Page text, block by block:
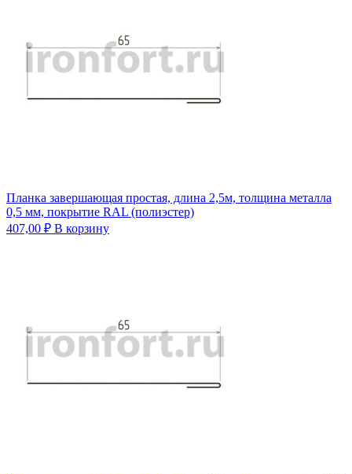
Планка завершающая простая, длина 2,5м, толщина металла
0,5 мм, покрытие RAL (полиэстер)
407,00 ₽ В корзину